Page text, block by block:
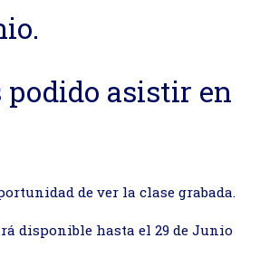
podido asistir en
de ver la clase grabada.
disponible hasta el 29 de Junio